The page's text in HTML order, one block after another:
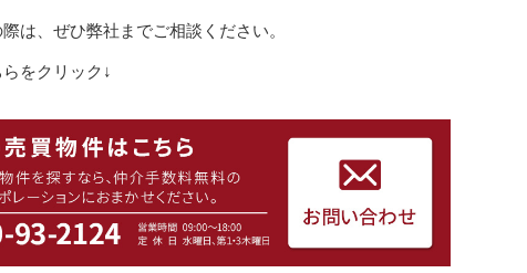
は、ぜひ弊社までご相談ください。
をクリック↓